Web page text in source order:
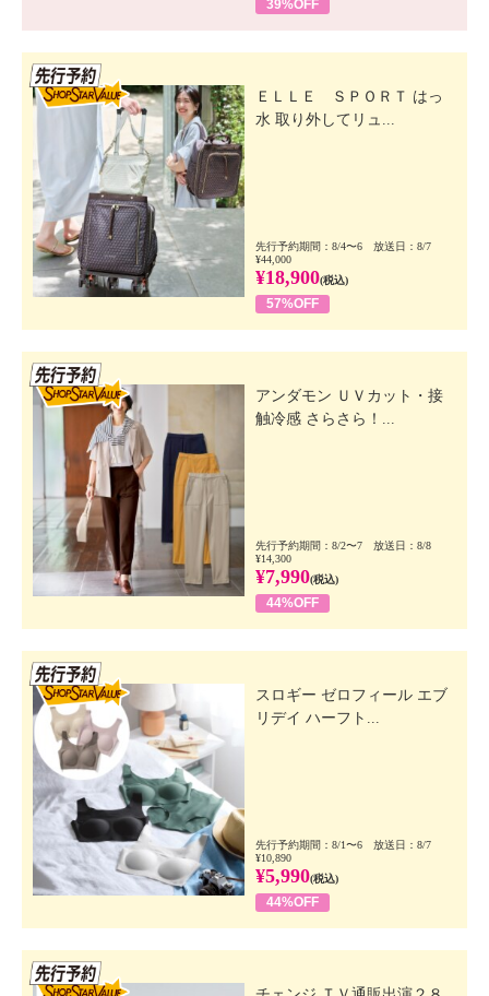
39%OFF
ＥＬＬＥ ＳＰＯＲＴ はっ
水 取り外してリュ...
先行予約期間：8/4〜6 放送日：8/7
¥44,000
¥18,900(税込)
57%OFF
アンダモン ＵＶカット・接
触冷感 さらさら！...
先行予約期間：8/2〜7 放送日：8/8
¥14,300
¥7,990(税込)
44%OFF
スロギー ゼロフィール エブ
リデイ ハーフト...
先行予約期間：8/1〜6 放送日：8/7
¥10,890
¥5,990(税込)
44%OFF